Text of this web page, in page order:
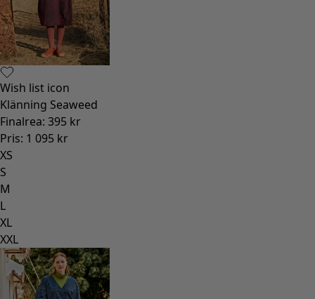
Wish list icon
Klänning Seaweed
Finalrea: 395 kr
Pris: 1 095 kr
XS
S
M
L
XL
XXL